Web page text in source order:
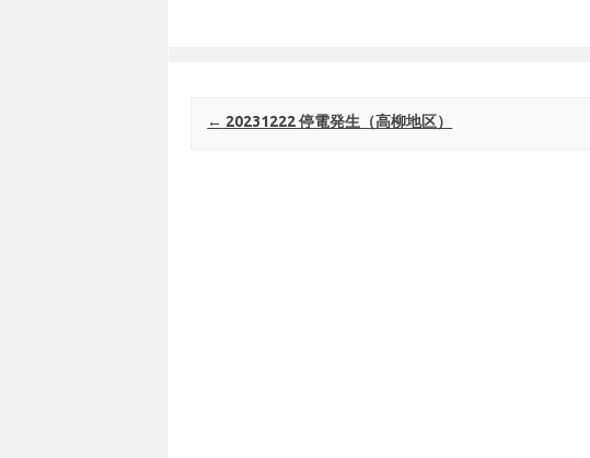
Post navigation
← 20231222 停電発生（高柳地区）